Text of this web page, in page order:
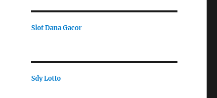
Slot Dana Gacor
Sdy Lotto